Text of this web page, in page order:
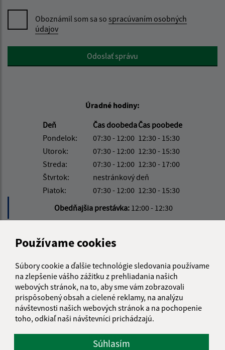
Používame cookies
Súbory cookie a ďalšie technológie sledovania používame
na zlepšenie vášho zážitku z prehliadania našich
webových stránok, na to, aby sme vám zobrazovali
prispôsobený obsah a cielené reklamy, na analýzu
návštevnosti našich webových stránok a na pochopenie
toho, odkiaľ naši návštevníci prichádzajú.
Súhlasím
Oboznámil som sa so spracúvaním osobných
údajov
Google reCaptcha ResponseOdoslať správu
Úradné hodiny:
Deň
Čas doobedaČas poobede
Pondelok:
07:30 - 12:00 12:30 - 15:30
Utorok:
07:30 - 12:00 12:30 - 15:30
Streda:
07:30 - 12:00 12:30 - 17:00
Štvrtok:
nestránkový deň
Piatok:
07:30 - 12:00 12:30 - 15:30
Obedňajšia prestávka: 12:00 - 12:30
Kontakt:
Obecný úrad Vyšná Šebastová
Vyšná Šebastová 157
080 06 Prešov
urad@vysnasebastova.sk
+421 517 765 907
IČO: 00328006